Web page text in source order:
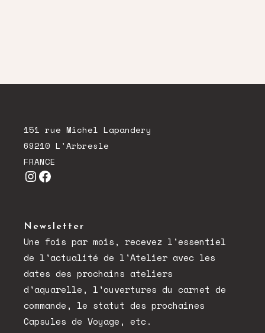
151 rue Michel Lapandery
69210 L'Arbresle
FRANCE
Instagram Facebook
Newsletter
Une fois par mois, recevez l'essentiel
de l'actualité de l'Atelier avec les
dates des prochains ateliers
d'aquarelle, l'ouvertures du carnet de
commande, le statut des prochaines
Capsules de Voyage, etc.